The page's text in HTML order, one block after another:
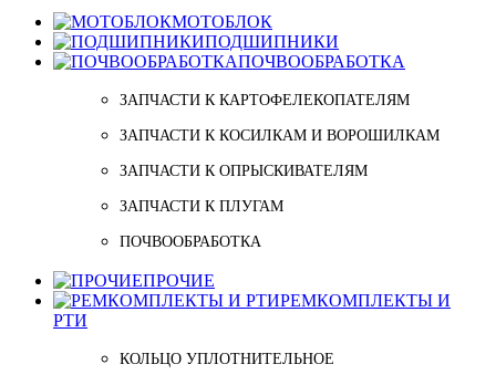
МОТОБЛОК
ПОДШИПНИКИ
ПОЧВООБРАБОТКА
ЗАПЧАСТИ К КАРТОФЕЛЕКОПАТЕЛЯМ
ЗАПЧАСТИ К КОСИЛКАМ И ВОРОШИЛКАМ
ЗАПЧАСТИ К ОПРЫСКИВАТЕЛЯМ
ЗАПЧАСТИ К ПЛУГАМ
ПОЧВООБРАБОТКА
ПРОЧИЕ
РЕМКОМПЛЕКТЫ И
РТИ
КОЛЬЦО УПЛОТНИТЕЛЬНОЕ